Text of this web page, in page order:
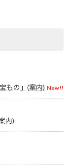
もの」(案内) New!!
内)